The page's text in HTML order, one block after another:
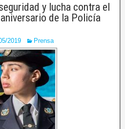
y lucha contra el
de la Policía
2019 Prensa